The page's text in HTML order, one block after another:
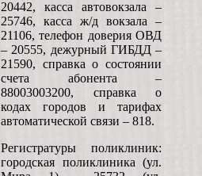
20442, касса автовокзала –
25746, касса ж/д вокзала –
21106, телефон доверия ОВД
– 20555, дежурный ГИБДД –
21590, справка о состоянии
счета абонента –
88003003200, справка о
кодах городов и тарифах
автоматической связи – 818.
Регистратуры поликлиник:
городская поликлиника (ул.